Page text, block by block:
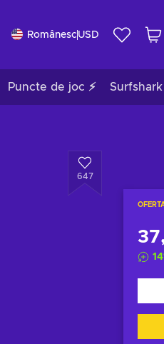
Românesc USD
Puncte de joc ⚡ Surfshark
647
14